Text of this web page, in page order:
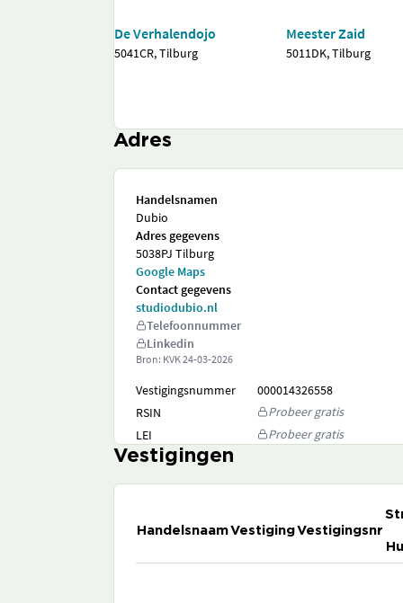
De Verhalendojo
5041CR, Tilburg
Meester Zaid
5011DK, Tilburg
Adres
Handelsnamen
Dubio
Adres gegevens
5038PJ Tilburg
Google Maps
Contact gegevens
studiodubio.nl
Telefoonnummer
Linkedin
Bron: KVK24-03-2026
Vestigingsnummer
000014326558
RSIN
Probeer gratis
LEI
Probeer gratis
Vestigingen
HandelsnaamVestigingVestigingsnr